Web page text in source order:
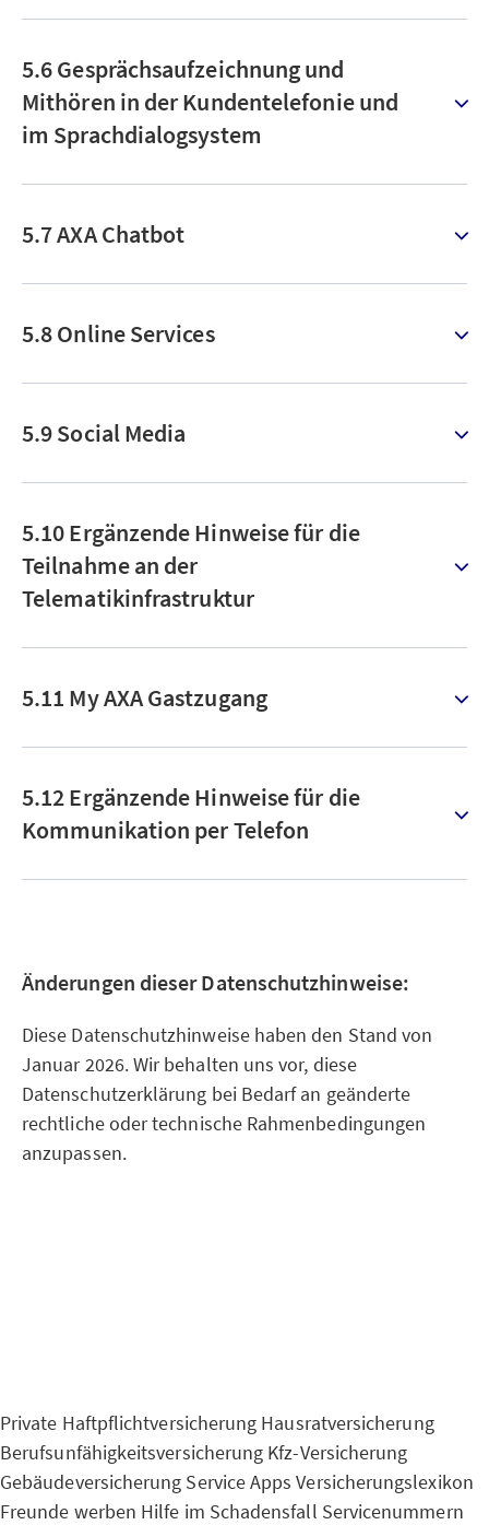
5.6 Gesprächsaufzeichnung und
Mithören in der Kundentelefonie und
im Sprachdialogsystem
5.7 AXA Chatbot
5.8 Online Services
5.9 Social Media
5.10 Ergänzende Hinweise für die
Teilnahme an der
Telematikinfrastruktur
5.11 My AXA Gastzugang
5.12 Ergänzende Hinweise für die
Kommunikation per Telefon
Änderungen dieser Datenschutzhinweise:
Diese Datenschutzhinweise haben den Stand von
Januar 2026. Wir behalten uns vor, diese
Datenschutzerklärung bei Bedarf an geänderte
rechtliche oder technische Rahmenbedingungen
anzupassen.
Private Haftpflichtversicherung Hausratversicherung
Berufsunfähigkeitsversicherung Kfz-Versicherung
Gebäudeversicherung Service Apps Versicherungslexikon
Freunde werben Hilfe im Schadensfall Servicenummern